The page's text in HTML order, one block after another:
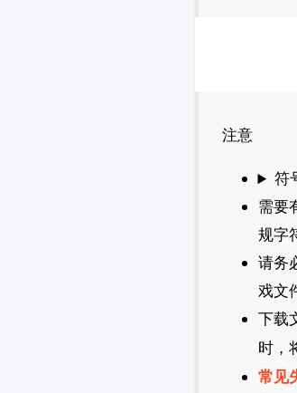
注意
符
需要
规字
请务
戏文
下载
时，
常见